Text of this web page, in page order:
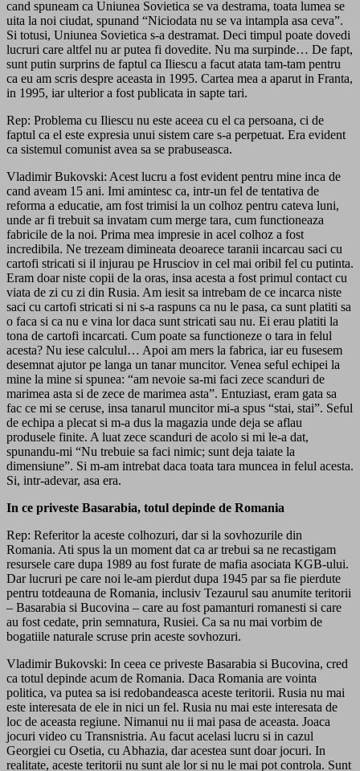
cand spuneam ca Uniunea Sovietica se va destrama, toata lumea se
uita la noi ciudat, spunand “Niciodata nu se va intampla asa ceva”.
Si totusi, Uniunea Sovietica s-a destramat. Deci timpul poate dovedi
lucruri care altfel nu ar putea fi dovedite. Nu ma surpinde… De fapt,
sunt putin surprins de faptul ca Iliescu a facut atata tam-tam pentru
ca eu am scris despre aceasta in 1995. Cartea mea a aparut in Franta,
in 1995, iar ulterior a fost publicata in sapte tari.
Rep: Problema cu Iliescu nu este aceea cu el ca persoana, ci de
faptul ca el este expresia unui sistem care s-a perpetuat. Era evident
ca sistemul comunist avea sa se prabuseasca.
Vladimir Bukovski: Acest lucru a fost evident pentru mine inca de
cand aveam 15 ani. Imi amintesc ca, intr-un fel de tentativa de
reforma a educatie, am fost trimisi la un colhoz pentru cateva luni,
unde ar fi trebuit sa invatam cum merge tara, cum functioneaza
fabricile de la noi. Prima mea impresie in acel colhoz a fost
incredibila. Ne trezeam dimineata deoarece taranii incarcau saci cu
cartofi stricati si il injurau pe Hrusciov in cel mai oribil fel cu putinta.
Eram doar niste copii de la oras, insa acesta a fost primul contact cu
viata de zi cu zi din Rusia. Am iesit sa intrebam de ce incarca niste
saci cu cartofi stricati si ni s-a raspuns ca nu le pasa, ca sunt platiti sa
o faca si ca nu e vina lor daca sunt stricati sau nu. Ei erau platiti la
tona de cartofi incarcati. Cum poate sa functioneze o tara in felul
acesta? Nu iese calculul… Apoi am mers la fabrica, iar eu fusesem
desemnat ajutor pe langa un tanar muncitor. Venea seful echipei la
mine la mine si spunea: “am nevoie sa-mi faci zece scanduri de
marimea asta si de zece de marimea asta”. Entuziast, eram gata sa
fac ce mi se ceruse, insa tanarul muncitor mi-a spus “stai, stai”. Seful
de echipa a plecat si m-a dus la magazia unde deja se aflau
produsele finite. A luat zece scanduri de acolo si mi le-a dat,
spunandu-mi “Nu trebuie sa faci nimic; sunt deja taiate la
dimensiune”. Si m-am intrebat daca toata tara muncea in felul acesta.
Si, intr-adevar, asa era.
In ce priveste Basarabia, totul depinde de Romania
Rep: Referitor la aceste colhozuri, dar si la sovhozurile din
Romania. Ati spus la un moment dat ca ar trebui sa ne recastigam
resursele care dupa 1989 au fost furate de mafia asociata KGB-ului.
Dar lucruri pe care noi le-am pierdut dupa 1945 par sa fie pierdute
pentru totdeauna de Romania, inclusiv Tezaurul sau anumite teritorii
– Basarabia si Bucovina – care au fost pamanturi romanesti si care
au fost cedate, prin semnatura, Rusiei. Ca sa nu mai vorbim de
bogatiile naturale scruse prin aceste sovhozuri.
Vladimir Bukovski: In ceea ce priveste Basarabia si Bucovina, cred
ca totul depinde acum de Romania. Daca Romania are vointa
politica, va putea sa isi redobandeasca aceste teritorii. Rusia nu mai
este interesata de ele in nici un fel. Rusia nu mai este interesata de
loc de aceasta regiune. Nimanui nu ii mai pasa de aceasta. Joaca
jocuri video cu Transnistria. Au facut acelasi lucru si in cazul
Georgiei cu Osetia, cu Abhazia, dar acestea sunt doar jocuri. In
realitate, aceste teritorii nu sunt ale lor si nu le mai pot controla. Sunt